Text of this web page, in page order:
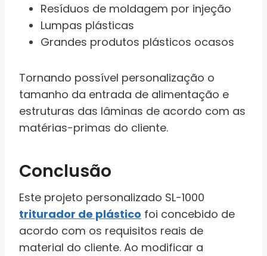
Resíduos de moldagem por injeção
Lumpas plásticas
Grandes produtos plásticos ocasos
Tornando possível personalização o
tamanho da entrada de alimentação e
estruturas das lâminas de acordo com as
matérias-primas do cliente.
Conclusão
Este projeto personalizado SL-1000
triturador de plástico foi concebido de
acordo com os requisitos reais de
material do cliente. Ao modificar a